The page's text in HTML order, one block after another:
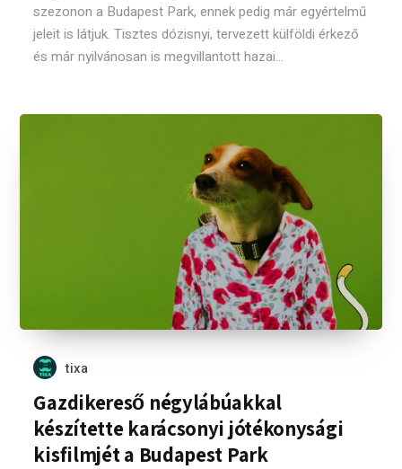
szezonon a Budapest Park, ennek pedig már egyértelmű
jeleit is látjuk. Tisztes dózisnyi, tervezett külföldi érkező
és már nyilvánosan is megvillantott hazai...
tixa
Gazdikereső négylábúakkal
készítette karácsonyi jótékonysági
kisfilmjét a Budapest Park